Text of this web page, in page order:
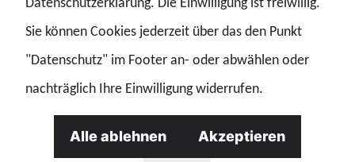
angestrebte Auslegung erhebliche Auswirkungen.
Tätigkeiten würden stärker in einzelne Arbeitsschritte
zerlegt, wodurch der tatsächliche Zusammenhang der
Arbeit weniger berücksichtigt werden könnte.
Höherwertige Aufgaben und Verantwortungen könnten
Sie können Cookies jederzeit über das den Punkt
"Datenschutz" im Footer an- oder abwählen oder
nachträglich Ihre Einwilligung widerrufen.
Alle ablehnen Akzeptieren